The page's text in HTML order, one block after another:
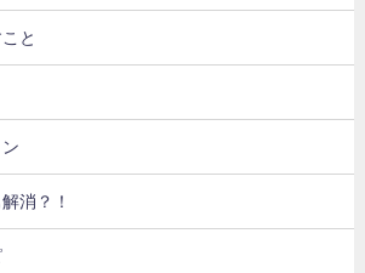
と
消？！